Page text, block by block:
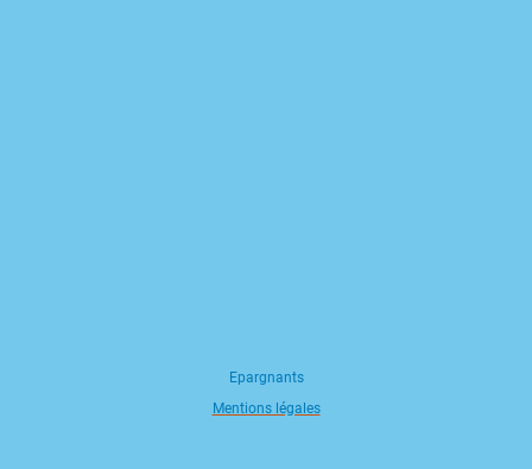
Epargnants
Mentions légales